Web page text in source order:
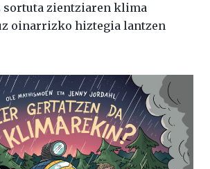
sortuta zientziaren klima
oinarrizko hiztegia lantzen